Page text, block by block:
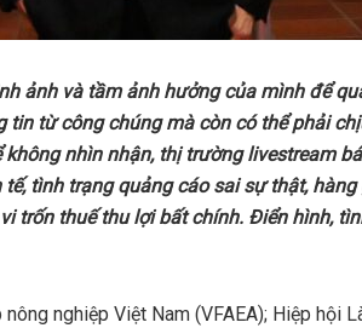
ảnh và tầm ảnh hưởng của mình để
từ công chúng mà còn có thể phải
nhìn nhận, thị trường livestream
tình trạng quảng cáo sai sự thật,
trốn thuế thu lợi bất chính. Điểnhình,
nghiệp Việt Nam (VFAEA); Hiệp hội